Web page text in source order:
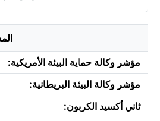
مؤشر وكالة حماية البيئة الأمريكية:
مؤشر وكالة البيئة البريطانية:
ثاني أكسيد الكربون: